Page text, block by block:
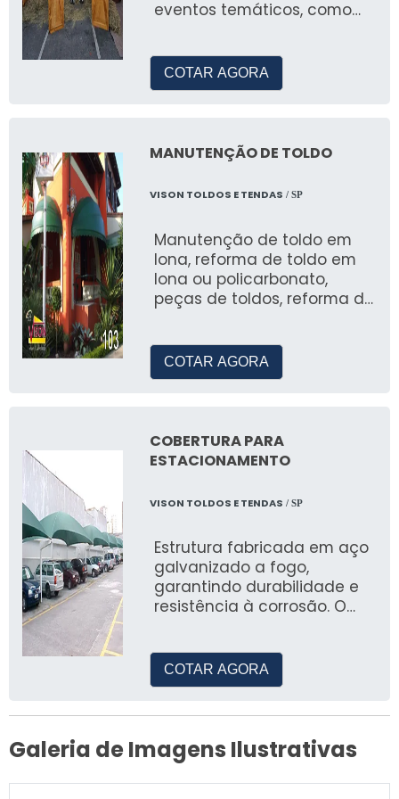
aluguel de tendas para eventos
campinas
Para aluguel de tendas em Campinas,
segurança e qualidade, atendendo a todos os
tipos de eventos.
eventos temáticos, como
para empresas privadas,
prefeituras e ongs.
COTAR AGORA
MANUTENÇÃO DE TOLDO
VISON TOLDOS E TENDAS / SP
Manutenção de toldo em
lona, reforma de toldo em
lona ou policarbonato,
peças de toldos, reforma de
COTAR AGORA
COBERTURA PARA
ESTACIONAMENTO
VISON TOLDOS E TENDAS / SP
Estrutura fabricada em aço
galvanizado a fogo,
garantindo durabilidade e
resistência à corrosão. O
proporcionando um
acabamento de alta
Essa combinação resulta
em soluções robustas de
qualidade e esteticamente
COTAR AGORA
Galeria de Imagens Ilustrativas